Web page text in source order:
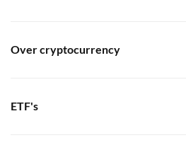
Over cryptocurrency
ETF's